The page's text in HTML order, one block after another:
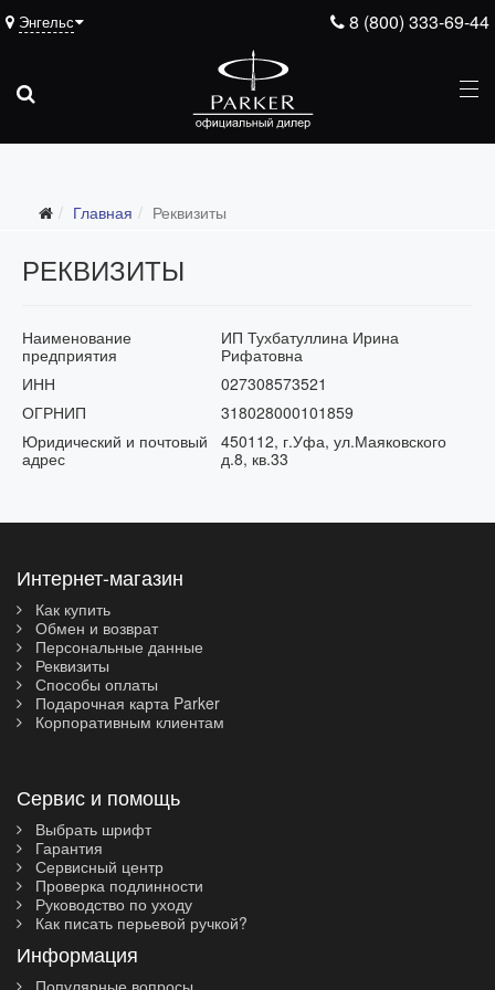
8 (800) 333-69-44
Энгельс
Главная Реквизиты
РЕКВИЗИТЫ
Наименование
предприятия
ИП Тухбатуллина Ирина
Рифатовна
ИНН
027308573521
ОГРНИП
318028000101859
Юридический и почтовый
адрес
450112, г.Уфа, ул.Маяковского
д.8, кв.33
Интернет-магазин
Как купить
Обмен и возврат
Персональные данные
Реквизиты
Способы оплаты
Подарочная карта Parker
Корпоративным клиентам
Сервис и помощь
Выбрать шрифт
Гарантия
Сервисный центр
Проверка подлинности
Руководство по уходу
Как писать перьевой ручкой?
Информация
Популярные вопросы